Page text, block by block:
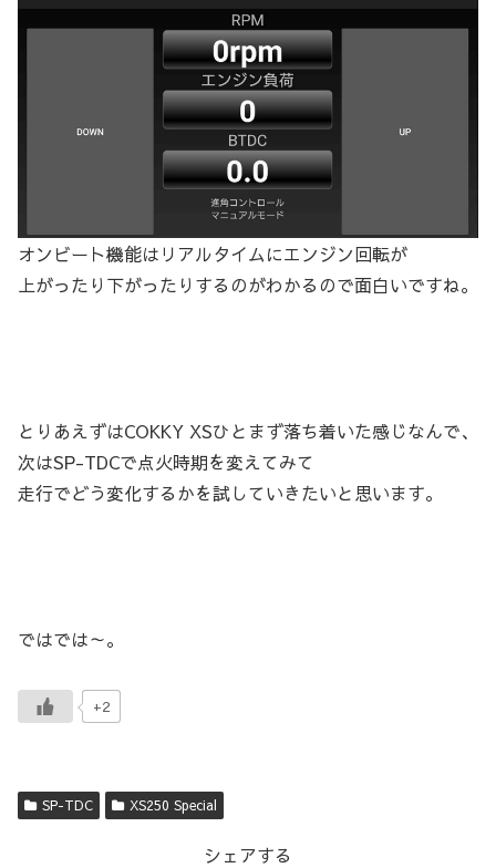
オンビート機能はリアルタイムにエンジン回転が
上がったり下がったりするのがわかるので面白いですね。
とりあえずはCOKKY XSひとまず落ち着いた感じなんで、
次はSP-TDCで点火時期を変えてみて
走行でどう変化するかを試していきたいと思います。
ではでは～。
+2
SP-TDC XS250 Special
シェアする